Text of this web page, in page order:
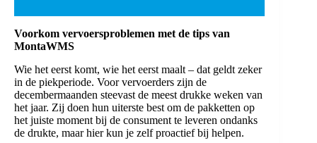
Voorkom vervoersproblemen met de tips van
MontaWMS
Wie het eerst komt, wie het eerst maalt – dat geldt zeker
in de piekperiode. Voor vervoerders zijn de
decembermaanden steevast de meest drukke weken van
het jaar. Zij doen hun uiterste best om de pakketten op
het juiste moment bij de consument te leveren ondanks
de drukte, maar hier kun je zelf proactief bij helpen.